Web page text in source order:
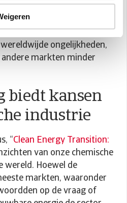
Hoewel dit ertoe
industrie op schema blijft
betreft, kan het haar ook
ongelijkheden,
markten minder
biedt kansen
industrie
“Clean Energy Transition:
van onze chemische
wereld. Hoewel de
markten, waaronder
op de vraag of